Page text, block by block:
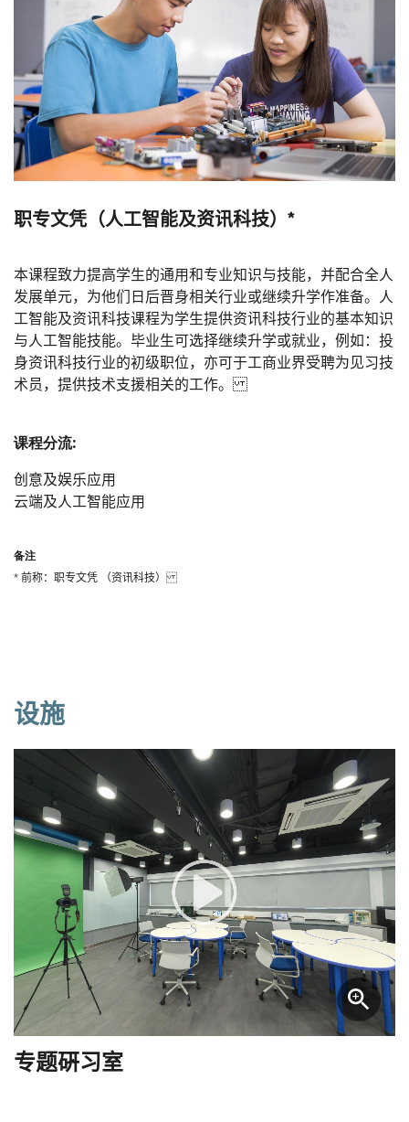
职专文凭（人工智能及资讯科技）*
本课程致力提高学生的通用和专业知识与技能，并配合全人
发展单元，为他们日后晋身相关行业或继续升学作准备。人
工智能及资讯科技课程为学生提供资讯科技行业的基本知识
与人工智能技能。毕业生可选择继续升学或就业，例如：投
身资讯科技行业的初级职位，亦可于工商业界受聘为见习技
术员，提供技术支援相关的工作。
课程分流:
创意及娱乐应用
云端及人工智能应用
备注
* 前称：职专文凭 （资讯科技）
设施
专题硏习室